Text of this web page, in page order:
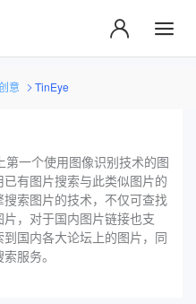
意 TinEye
第一个使用图像识别技术的图
已有图片搜索与此类似图片的
搜索图片的技术，不仅可查找
，对于国内图片链接也支
国内各大论坛上的图片，同
服务。